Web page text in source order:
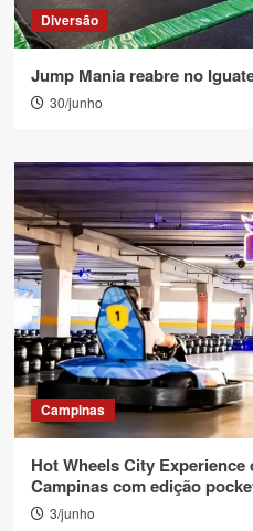
Diversão
Jump Mania reabre no
30/junho
Campinas
Hot Wheels City Experience
Campinas com edição
3/junho